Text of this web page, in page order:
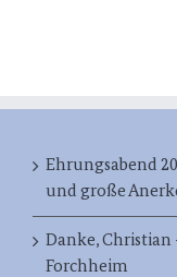
Ehrungsabend
und große
Danke, Christian
Forchheim